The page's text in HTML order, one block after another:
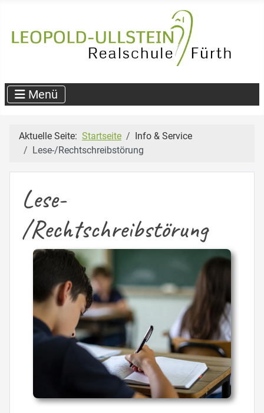
Aktuelle Seite: Startseite
Info & Service
Lese-/Rechtschreibstörung
Lese-
/Rechtschreibstörung